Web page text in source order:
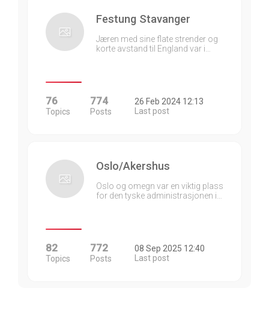
Festung Stavanger
Jæren med sine flate strender og
korte avstand til England var i…
76
Topics
774
Posts
26 Feb 2024 12:13
Last post
Oslo/Akershus
Oslo og omegn var en viktig plass
for den tyske administrasjonen i…
82
Topics
772
Posts
08 Sep 2025 12:40
Last post